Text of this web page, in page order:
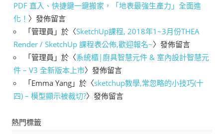
PDF 直入、快捷鍵一鍵搬家，「地表最強生產力」全面進
化！ 〉發佈留言
「管理員 」於〈SketchUp課程, 2018年1~3月份THEA
Render / SketchUp 課程表公佈,歡迎報名~〉發佈留言
「管理員 」於〈系統櫃|廚具智慧元件 & 室內設計智慧元
件 – V3 全新版本上市〉發佈留言
「Emma Yang 」於〈sketchup教學,常忽略的小技巧(十
四) – 模型顯示被裁切?〉發佈留言
熱門標籤